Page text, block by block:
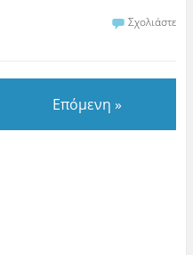
Σχολιάστε
Επόμενη »